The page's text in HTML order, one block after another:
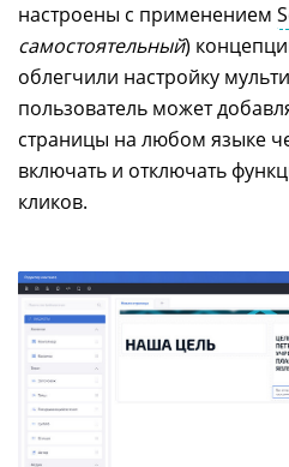
настроены с применением
самостоятельный)
облегчили настройку
пользователь может
страницы на любом языке
включать и отключать
кликов.